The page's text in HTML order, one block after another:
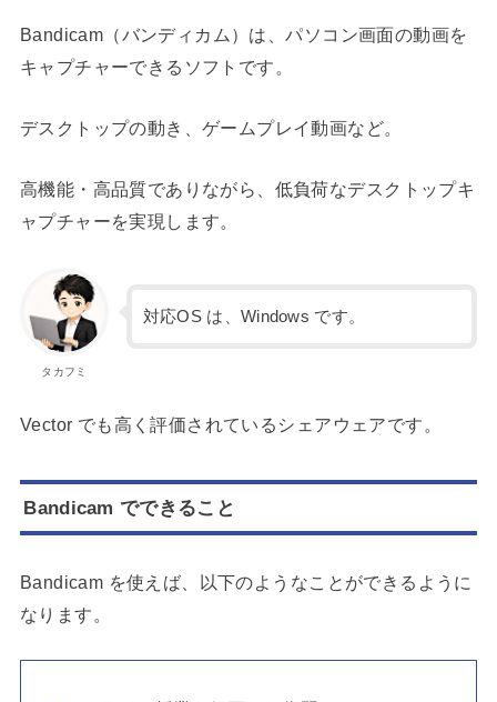
Bandicam（バンディカム）は、パソコン画面の動画を
キャプチャーできるソフトです。
デスクトップの動き、ゲームプレイ動画など。
高機能・高品質でありながら、低負荷なデスクトップキ
ャプチャーを実現します。
タカフミ
対応OS は、Windows です。
Vector でも高く評価されているシェアウェアです。
Bandicam でできること
Bandicam を使えば、以下のようなことができるように
なります。